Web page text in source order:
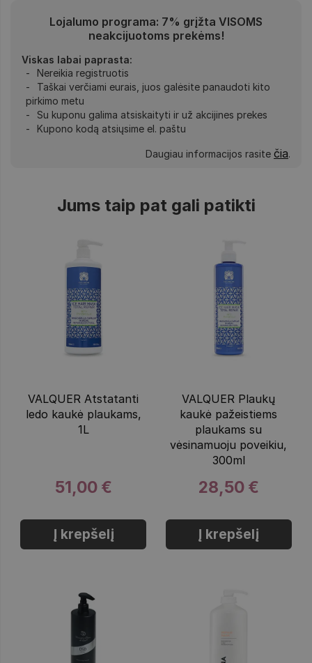
Lojalumo programa: 7% grįžta VISOMS
neakcijuotoms prekėms!
Viskas labai paprasta:
Nereikia registruotis
Taškai verčiami eurais, juos galėsite panaudoti kito
pirkimo metu
Su kuponu galima atsiskaityti ir už akcijines prekes
Kupono kodą atsiųsime el. paštu
Daugiau informacijos rasite čia.
Jums taip pat gali patikti
VALQUER Atstatanti
ledo kaukė plaukams,
1L
51,00 €
Į krepšelį
VALQUER Plaukų
kaukė pažeistiems
plaukams su
vėsinamuoju poveikiu,
300ml
28,50 €
Į krepšelį